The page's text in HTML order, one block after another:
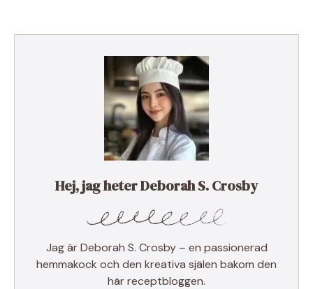
Hej, jag heter Deborah S. Crosby
Jag är Deborah S. Crosby – en passionerad
hemmakock och den kreativa själen bakom den
här receptbloggen.